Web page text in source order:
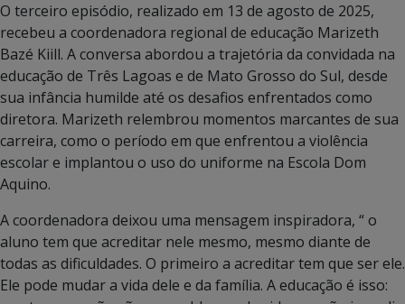
O terceiro episódio, realizado em 13 de agosto de 2025,
recebeu a coordenadora regional de educação Marizeth
Bazé Kiill. A conversa abordou a trajetória da convidada na
educação de Três Lagoas e de Mato Grosso do Sul, desde
sua infância humilde até os desafios enfrentados como
diretora. Marizeth relembrou momentos marcantes de sua
carreira, como o período em que enfrentou a violência
escolar e implantou o uso do uniforme na Escola Dom
Aquino.
A coordenadora deixou uma mensagem inspiradora, “ o
aluno tem que acreditar nele mesmo, mesmo diante de
todas as dificuldades. O primeiro a acreditar tem que ser ele.
Ele pode mudar a vida dele e da família. A educação é isso: